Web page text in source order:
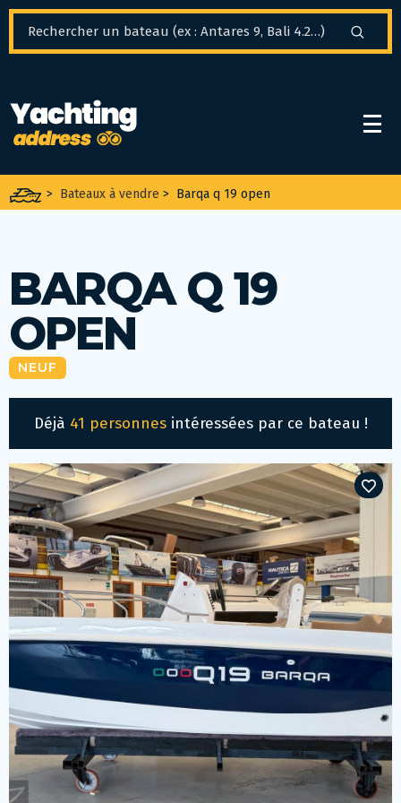
> Bateaux à vendre > Barqa q 19 open
BARQA Q 19
OPEN
NEUF
Déjà 41 personnesintéressées par ce bateau !
Panneau de gestion des cookies